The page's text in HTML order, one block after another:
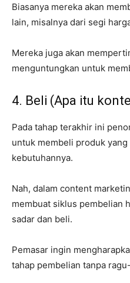
Biasanya mereka akan
lain, misalnya dari segi
Mereka juga akan
menguntungkan untuk
4. Beli (Apa itu
Pada tahap terakhir ini
untuk membeli produk
kebutuhannya.
Nah, dalam content
membuat siklus pembelian
sadar dan beli.
Pemasar ingin
tahap pembelian tanpa